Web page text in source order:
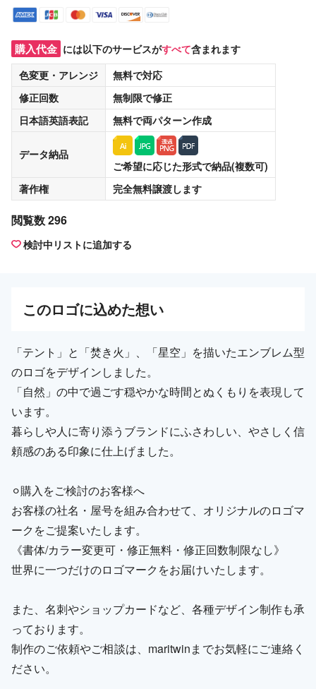
購入代金 には以下のサービスがすべて含まれます
色変更・アレンジ
無料で対応
修正回数
無制限で修正
日本語英語表記
無料で両パターン作成
データ納品
ご希望に応じた形式で納品(複数可)
著作権
完全無料譲渡します
閲覧数 296
検討中リストに追加する
このロゴに込めた想い
「テント」と「焚き火」、「星空」を描いたエンブレム型
のロゴをデザインしました。
「自然」の中で過ごす穏やかな時間とぬくもりを表現して
います。
暮らしや人に寄り添うブランドにふさわしい、やさしく信
頼感のある印象に仕上げました。
⚪︎購入をご検討のお客様へ
お客様の社名・屋号を組み合わせて、オリジナルのロゴマ
ークをご提案いたします。
《書体/カラー変更可・修正無料・修正回数制限なし》
世界に一つだけのロゴマークをお届けいたします。
また、名刺やショップカードなど、各種デザイン制作も承
っております。
制作のご依頼やご相談は、maritwinまでお気軽にご連絡く
ださい。